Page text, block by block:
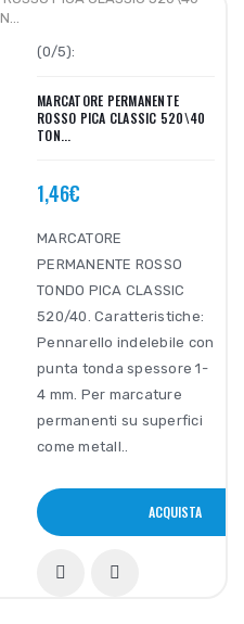
(0/5):
MARCATORE PERMANENTE
ROSSO PICA CLASSIC 520\40
TON...
1,46€
MARCATORE
PERMANENTE ROSSO
TONDO PICA CLASSIC
520/40. Caratteristiche:
Pennarello indelebile con
punta tonda spessore 1-
4 mm. Per marcature
permanenti su superfici
come metall..
ACQUISTA